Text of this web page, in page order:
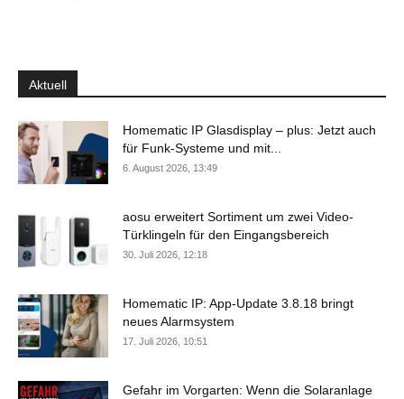
Aktuell
Homematic IP Glasdisplay – plus: Jetzt auch
für Funk-Systeme und mit...
6. August 2026, 13:49
aosu erweitert Sortiment um zwei Video-
Türklingeln für den Eingangsbereich
30. Juli 2026, 12:18
Homematic IP: App-Update 3.8.18 bringt
neues Alarmsystem
17. Juli 2026, 10:51
Gefahr im Vorgarten: Wenn die Solaranlage